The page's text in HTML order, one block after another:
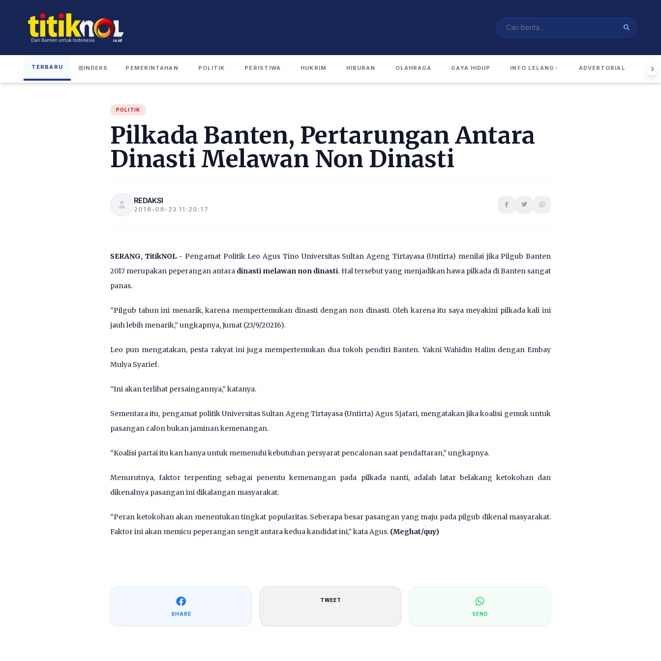
TERBARU INDEKS PEMERINTAHAN POLITIK PERISTIWA HUKRIM HIBURAN OLAHRAGA GAYA HIDUP INFO LELANG ADVERTORIAL
POLITIK
Pilkada Banten, Pertarungan Antara
Dinasti Melawan Non Dinasti
REDAKSI
2016-09-23 11:20:17
SERANG, TitikNOL- Pengamat Politik Leo Agus Tino Universitas Sultan Ageng Tirtayasa (Untirta) menilai jika Pilgub Banten
2017 merupakan peperangan antara dinasti melawan non dinasti. Hal tersebut yang menjadikan hawa pilkada di Banten sangat
panas.
“Pilgub tahun ini menarik, karena mempertemukan dinasti dengan non dinasti. Oleh karena itu saya meyakini pilkada kali ini
jauh lebih menarik,” ungkapnya, Jumat (23/9/20216).
Leo pun mengatakan, pesta rakyat ini juga mempertemukan dua tokoh pendiri Banten. Yakni Wahidin Halim dengan Embay
Mulya Syarief.
”Ini akan terlihat persaingannya,” katanya.
Sementara itu, pengamat politik Universitas Sultan Ageng Tirtayasa (Untirta) Agus Sjafari, mengatakan jika koalisi gemuk untuk
pasangan calon bukan jaminan kemenangan.
“Koalisi partai itu kan hanya untuk memenuhi kebutuhan persyarat pencalonan saat pendaftaran,” ungkapnya.
Menurutnya, faktor terpenting sebagai penentu kemenangan pada pilkada nanti, adalah latar belakang ketokohan dan
dikenalnya pasangan ini dikalangan masyarakat.
“Peran ketokohan akan menentukan tingkat popularitas. Seberapa besar pasangan yang maju pada pilgub dikenal masyarakat.
Faktor ini akan memicu peperangan sengit antara kedua kandidat ini,” kata Agus. (Meghat/quy)
SHARE
TWEET
SEND